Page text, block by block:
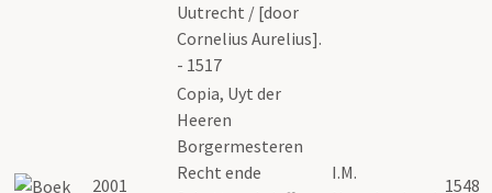
Uutrecht / [door
Cornelius Aurelius].
- 1517
2001
Copia, Uyt der
Heeren
Borgermesteren
Recht ende
I.M.
1548